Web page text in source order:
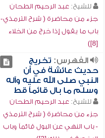
للشيخ: عبد الرحيم الطحان
جزء من محاضرة ( شرح الترمذي-
باب ما يقول إذا خرج من الخلاء
[8])
الفهرس: تخريج
حديث عائشة في أن
النبي صلى الله عليه وآله
وسلم ما بال قائماً قط
للشيخ: عبد الرحيم الطحان
جزء من محاضرة ( شرح الترمذي
- باب النهي عن البول قائماً وباب